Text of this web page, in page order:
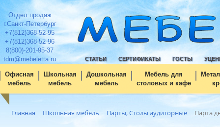
Отдел продаж
г.Санкт-Петербург
+7(812)368-52-95
+7(812)368-52-96
8(800)-201-95-37
tdm@mebeletta.ru
СТАТЬИ СЕРТИФИКАТЫ ГОСТЫ
Офисная
мебель
Школьная
мебель
Дошкольная
мебель
Мебель для
столовых и кафе
Главная Школьная мебель Парты, Столы аудиторные Парта